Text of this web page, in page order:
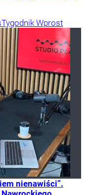
Tygodnik Wprost
nienawiści”.